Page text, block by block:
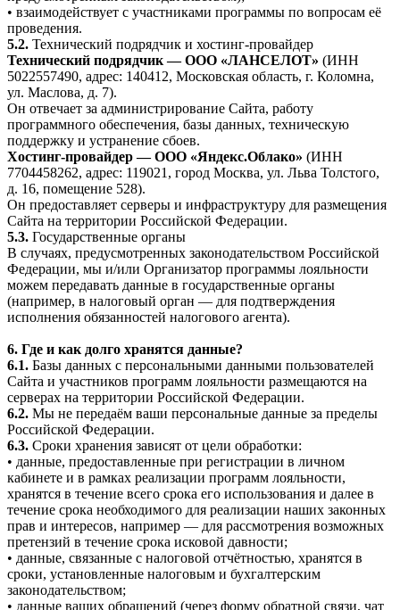
• взаимодействует с участниками программы по вопросам её
проведения.
5.2. Технический подрядчик и хостинг-провайдер
Технический подрядчик — ООО «ЛАНСЕЛОТ» (ИНН
5022557490, адрес: 140412, Московская область, г. Коломна,
ул. Маслова, д. 7).
Он отвечает за администрирование Сайта, работу
программного обеспечения, базы данных, техническую
поддержку и устранение сбоев.
Хостинг-провайдер — ООО «Яндекс.Облако» (ИНН
7704458262, адрес: 119021, город Москва, ул. Льва Толстого,
д. 16, помещение 528).
Он предоставляет серверы и инфраструктуру для размещения
Сайта на территории Российской Федерации.
5.3. Государственные органы
В случаях, предусмотренных законодательством Российской
Федерации, мы и/или Организатор программы лояльности
можем передавать данные в государственные органы
(например, в налоговый орган — для подтверждения
исполнения обязанностей налогового агента).
6. Где и как долго хранятся данные?
6.1. Базы данных с персональными данными пользователей
Сайта и участников программ лояльности размещаются на
серверах на территории Российской Федерации.
6.2. Мы не передаём ваши персональные данные за пределы
Российской Федерации.
6.3. Сроки хранения зависят от цели обработки:
• данные, предоставленные при регистрации в личном
кабинете и в рамках реализации программ лояльности,
хранятся в течение всего срока его использования и далее в
течение срока необходимого для реализации наших законных
прав и интересов, например — для рассмотрения возможных
претензий в течение срока исковой давности;
• данные, связанные с налоговой отчётностью, хранятся в
сроки, установленные налоговым и бухгалтерским
законодательством;
• данные ваших обращений (через форму обратной связи, чат